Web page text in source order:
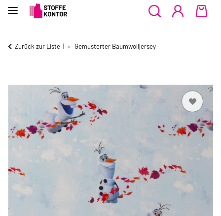
Zurück zur Liste Gemusterter Baumwolljersey